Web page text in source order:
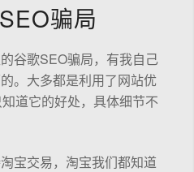
骗局
谷歌SEO骗局，有我自己
。大多都是利用了网站优
道它的好处，具体细节不
宝交易，淘宝我们都知道